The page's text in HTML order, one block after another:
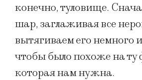
конечно, туловище.
шар, заглаживая все
вытягиваем его немного
чтобы было похоже на ту
которая нам нужна.